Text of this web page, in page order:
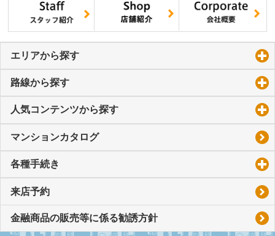
エリアから探す
路線から探す
人気コンテンツから探す
マンションカタログ
各種手続き
来店予約
金融商品の販売等に係る勧誘方針